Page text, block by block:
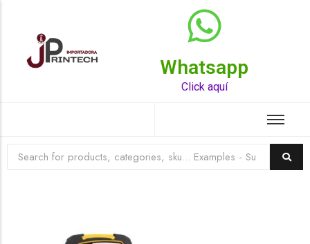
Whatsapp
Click aquí
Top Rated Product